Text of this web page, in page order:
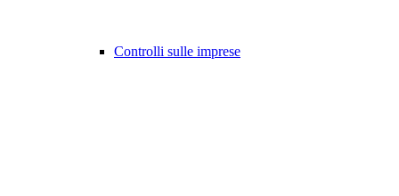
Controlli sulle imprese